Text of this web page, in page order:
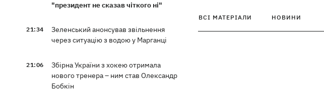
"президент не сказав чіткого ні"
21:34
Зеленський анонсував звільнення
через ситуацію з водою у Марганці
21:06
Збірна України з хокею отримала
нового тренера – ним став Олександр
Бобкін
ВСІ МАТЕРІАЛИ НОВИНИ